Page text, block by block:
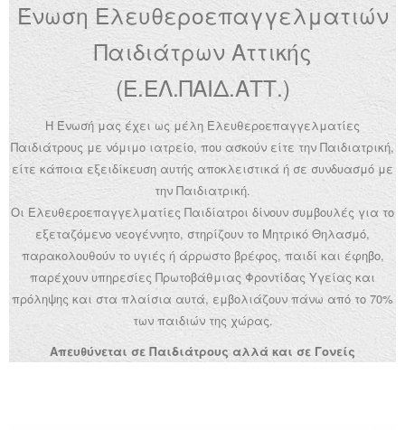
Ένωση Ελευθεροεπαγγελματιών
Παιδιάτρων Αττικής
(Ε.ΕΛ.ΠΑΙΔ.ΑΤΤ.)
Η Ένωσή μας έχει ως μέλη Ελευθεροεπαγγελματίες
Παιδιάτρους με νόμιμο ιατρείο, που ασκούν είτε την Παιδιατρική,
είτε κάποια εξειδίκευση αυτής αποκλειστικά ή σε συνδυασμό με
την Παιδιατρική.
Οι Ελευθεροεπαγγελματίες Παιδίατροι δίνουν συμβουλές για το
εξεταζόμενο νεογέννητο, στηρίζουν το Μητρικό Θηλασμό,
παρακολουθούν το υγιές ή άρρωστο βρέφος, παιδί και έφηβο,
παρέχουν υπηρεσίες Πρωτοβάθμιας Φροντίδας Υγείας και
πρόληψης και στα πλαίσια αυτά, εμβολιάζουν πάνω από το 70%
των παιδιών της χώρας.
Απευθύνεται σε Παιδιάτρους αλλά και σε Γονείς
Ανακοινώσεις
Εργαλεία για Παιδιάτρους
Χρήσιμα Links
Επεξεργασία Προφίλ